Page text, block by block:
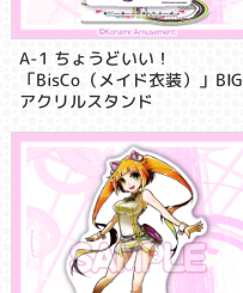
A-1 ちょうどいい！
「BisCo（メイド衣装）」BIG
アクリルスタンド